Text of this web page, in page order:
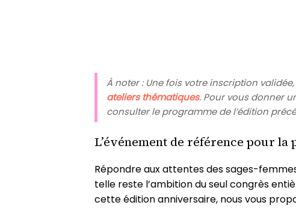
À noter :Une fois votre inscription
ateliers thématiques. Pour vous donner
consulter le programme de l’édition
L’événement de référence pour
Répondre aux attentes des sages-
telle reste l’ambition du seul congrès
cette édition anniversaire, nous vous